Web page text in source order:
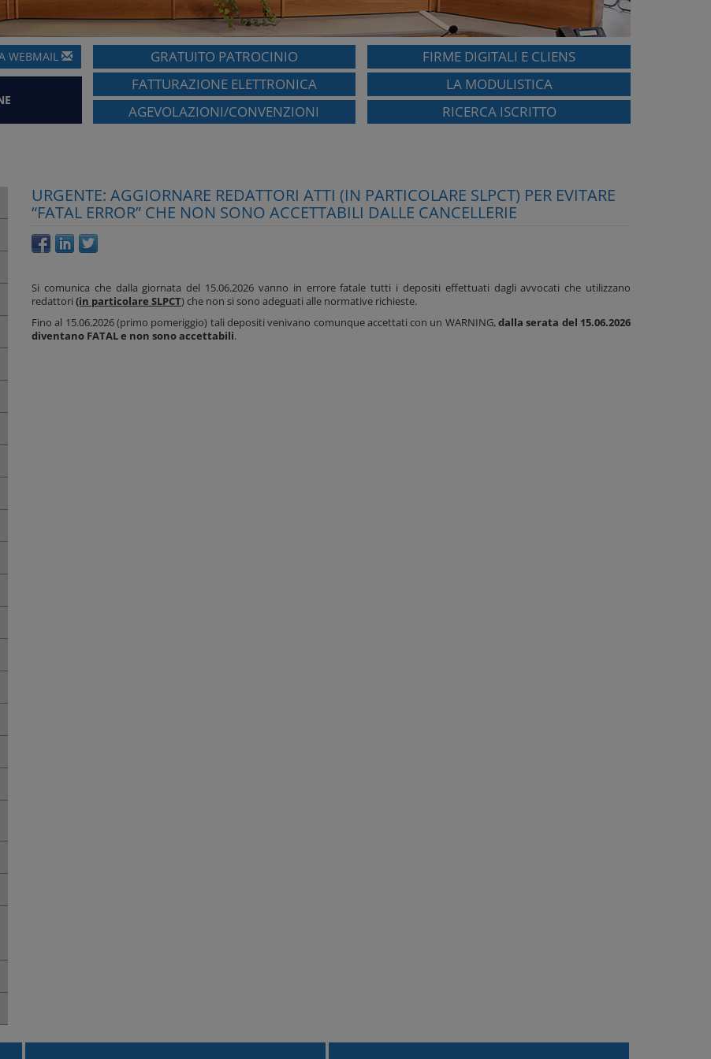
WEBMAIL GRATUITO PATROCINIO
FIRME DIGITALI E CLIENS
FATTURAZIONE ELETTRONICA
LA MODULISTICA
AGEVOLAZIONI/CONVENZIONI
RICERCA ISCRITTO
URGENTE: AGGIORNARE REDATTORI ATTI (IN PARTICOLARE SLPCT) PER EVITARE
“FATAL ERROR” CHE NON SONO ACCETTABILI DALLE CANCELLERIE
Si comunica che dalla giornata del 15.06.2026 vanno in errore fatale tutti i depositi effettuati dagli avvocati che utilizzano
redattori (in particolare SLPCT) che non si sono adeguati alle normative richieste.
Fino al 15.06.2026 (primo pomeriggio) tali depositi venivano comunque accettati con un WARNING,dalla serata del 15.06.2026
diventano FATAL e non sono accettabili.